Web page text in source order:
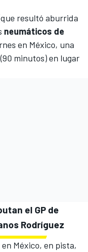
resultó aburrida
neumáticos de
en México, una
minutos) en lugar
el GP de
Rodríguez
México, en pista,